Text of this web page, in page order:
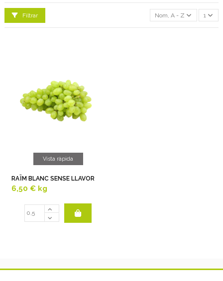
Filtrar Nom, A - Z 1
Vista ràpida
RAÏM BLANC SENSE LLAVOR
6,50 € kg